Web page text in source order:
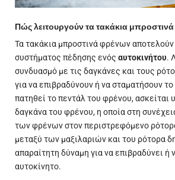
Πώς λειτουργούν τα τακάκια
Τα τακάκια μπροστινά φρένων
συστήματος πέδησης ενός αυτοκινήτου.
συνδυασμό με τις δαγκάνες και τους
για να επιβραδύνουν ή να σταματήσουν
πατηθεί το πεντάλ του φρένου, ασκείται
δαγκάνα του φρένου, η οποία στη
των φρένων στον περιστρεφόμενο
μεταξύ των μαξιλαριών και του ρότορα
απαραίτητη δύναμη για να επιβραδύνει ή
αυτοκίνητο.